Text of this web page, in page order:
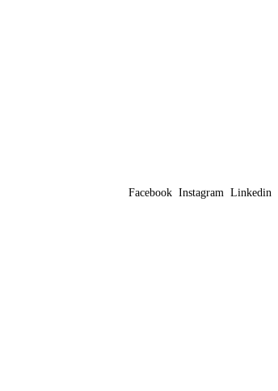
Facebook Instagram Linkedin